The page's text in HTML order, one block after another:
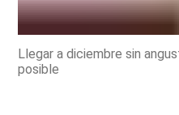
Llegar a diciembre sin
posible